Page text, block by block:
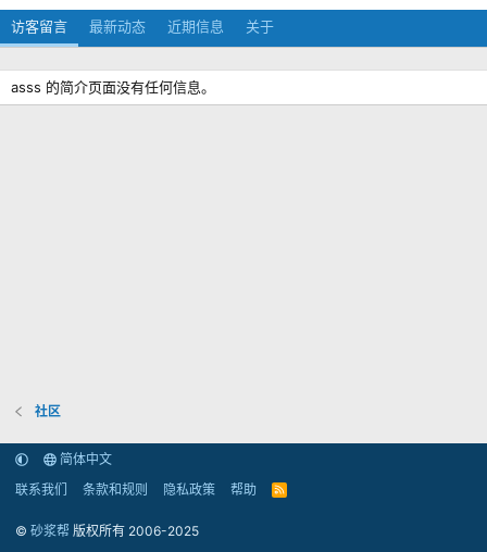
访客留言 最新动态 近期信息 关于
asss 的简介页面没有任何信息。
社区
简体中文
联系我们
条款和规则 隐私政策 帮助
R
© 砂浆帮 版权所有 2006-2025